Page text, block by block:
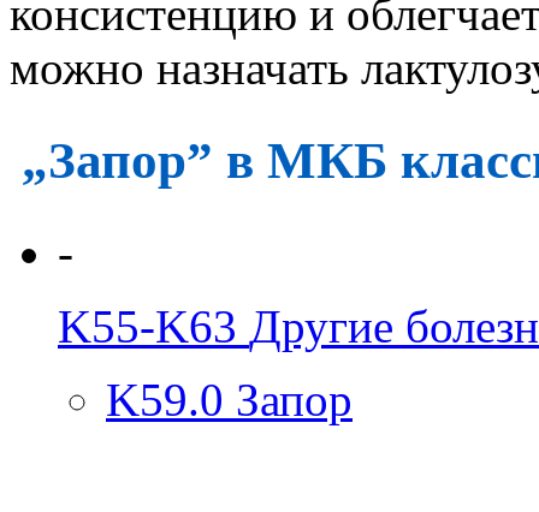
консистенцию и
можно назначать
„Запор” в МКБ
-
K55-K63 Другие
K59.0 Запор